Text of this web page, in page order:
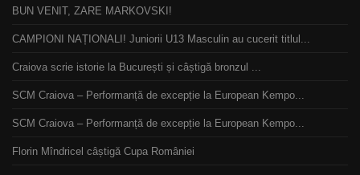
BUN VENIT, ZARE MARKOVSKI!
CAMPIONI NAȚIONALI! Juniorii U13 Masculin au cucerit titlul...
Craiova scrie istorie la București și câștigă bronzul ...
SCM Craiova – Performanță de excepție la European Kempo...
SCM Craiova – Performanță de excepție la European Kempo...
Florin Mîndricel câștigă Cupa României